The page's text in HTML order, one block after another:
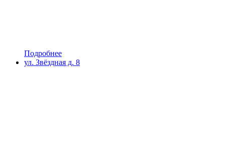
Подробнее
ул. Звёздная д. 8